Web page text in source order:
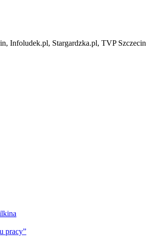
Infoludek.pl, Stargardzka.pl, TVP Szczecin
pracy”